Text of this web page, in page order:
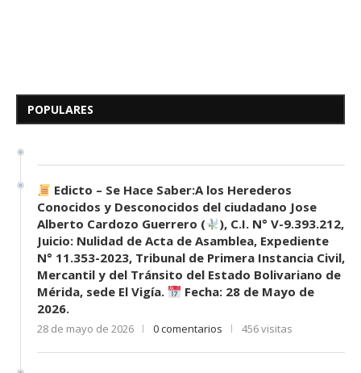
POPULARESDesconocidos del...
Edicto – Se Hace Saber:A los Herederos
Conocidos y Desconocidos del ciudadano Jose
Alberto Cardozo Guerrero (
), C.I. N° V-9.393.212,
Juicio: Nulidad de Acta de Asamblea, Expediente
N° 11.353-2023, Tribunal de Primera Instancia Civil,
Mercantil y del Tránsito del Estado Bolivariano de
Mérida, sede El Vigía.
Fecha: 28 de Mayo de
2026.
28 de mayo de 2026 0 comentarios 456 visitas